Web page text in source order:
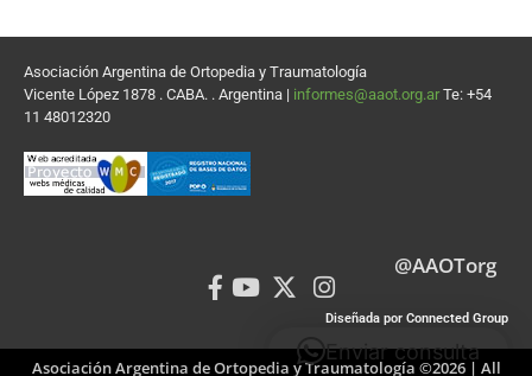
Asociación Argentina de Ortopedia y Traumatología
Vicente López 1878 . CABA. . Argentina | informes@aaot.org.ar Te: +54
11 48012320
@AAOTorg
Diseñada por Connected Group
Asociación Argentina de Ortopedia y Traumatología ©2026 | All
Enviar consulta